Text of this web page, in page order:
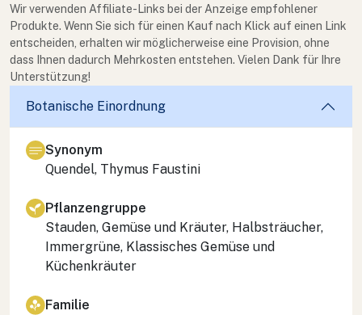
Wir verwenden Affiliate-Links bei der Anzeige empfohlener
Produkte. Wenn Sie sich für einen Kauf nach Klick auf einen Link
entscheiden, erhalten wir möglicherweise eine Provision, ohne
dass Ihnen dadurch Mehrkosten entstehen. Vielen Dank für Ihre
Unterstützung!
Botanische Einordnung
Synonym
Quendel, Thymus Faustini
Pflanzengruppe
Stauden, Gemüse und Kräuter, Halbsträucher,
Immergrüne, Klassisches Gemüse und
Küchenkräuter
Familie